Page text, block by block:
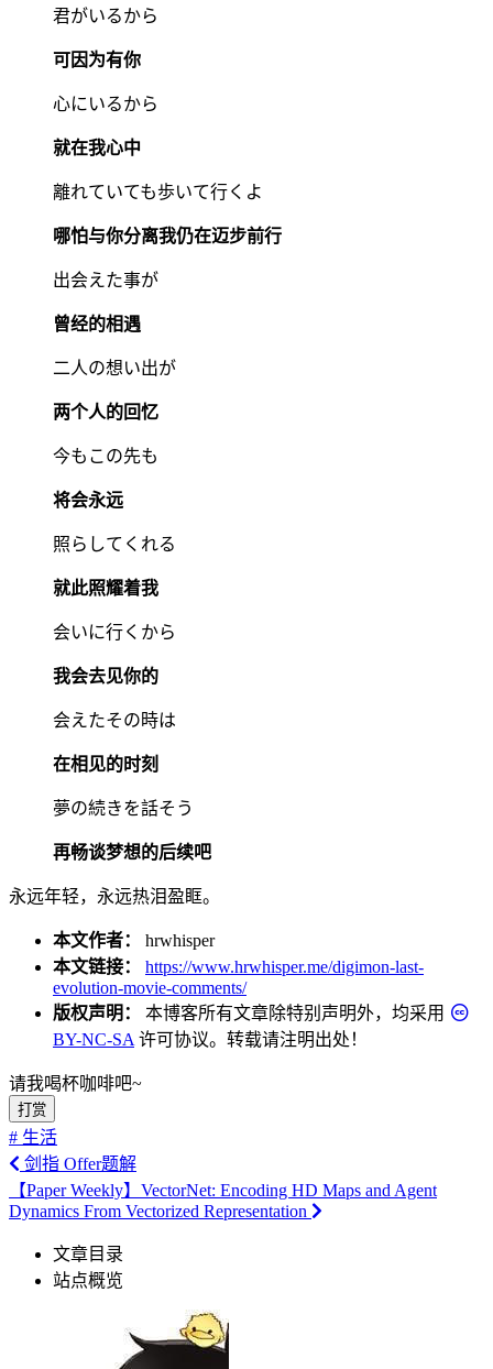
君がいるから
可因为有你
心にいるから
就在我心中
離れていても歩いて行くよ
哪怕与你分离我仍在迈步前行
出会えた事が
曾经的相遇
二人の想い出が
两个人的回忆
今もこの先も
将会永远
照らしてくれる
就此照耀着我
会いに行くから
我会去见你的
会えたその時は
在相见的时刻
夢の続きを話そう
再畅谈梦想的后续吧
永远年轻，永远热泪盈眶。
本文作者： hrwhisper
本文链接：
https://www.hrwhisper.me/digimon-last-
evolution-movie-comments/
版权声明： 本博客所有文章除特别声明外，均采用
BY-NC-SA 许可协议。转载请注明出处！
请我喝杯咖啡吧~
打赏
# 生活
剑指 Offer题解
【Paper Weekly】VectorNet: Encoding HD Maps and Agent
Dynamics From Vectorized Representation
文章目录
站点概览